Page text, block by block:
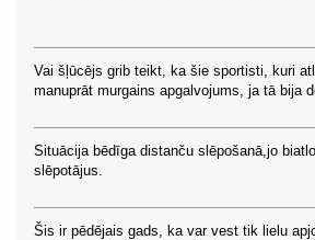
Vai šļūcējs grib teikt, ka šie sportisti, kuri
manuprāt murgains apgalvojums, ja tā bija
Situācija bēdīga distanču slēpošanā,jo
slēpotājus.
Šis ir pēdējais gads, ka var vest tik lielu